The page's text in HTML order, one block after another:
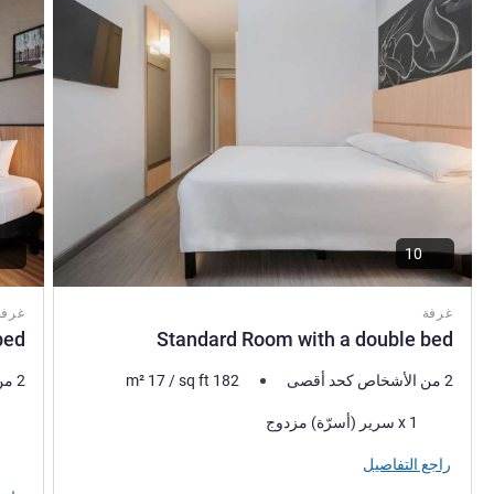
غرفة
Standard Room with a double bed
10
2 من الأشخاص كحد أقصى m² 17/sq ft 182
فرش السرير
1 x سرير (أسرّة) مزدوج
راجع التفاصيل
2 من الأشخاص كحد أقصى